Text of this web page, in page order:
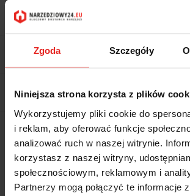
Zgoda Szczegóły
Niniejsza strona korzysta z plików
Wykorzystujemy pliki cookie do
i reklam, aby oferować funkcje
analizować ruch w naszej witrynie.
korzystasz z naszej witryny,
społecznościowym, reklamowym i
Partnerzy mogą połączyć te informacje
Waga
Pobierz produkt do PDF
EAN 4010886601365
Wysyłka+2dni (dostawa 0 od 1000zł net.*)
OPIS